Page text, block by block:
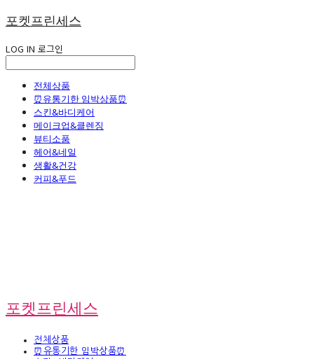
포켓프린세스
LOG IN 로그인
전체상품
⏰유통기한 임박상품⏰
스킨&바디케어
메이크업&클렌징
뷰티소품
헤어&네일
생활&건강
커피&푸드
포켓프린세스
전체상품
⏰유통기한 임박상품⏰